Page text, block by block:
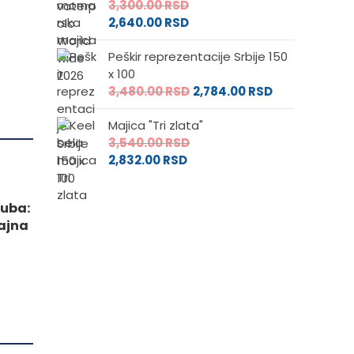
3,300.00RSD
2,640.00RSD
Peškir reprezentacije Srbije 150
x 100
3,480.00RSD 2,784.00RSD
Majica "Tri zlata"
3,540.00RSD
2,832.00RSD